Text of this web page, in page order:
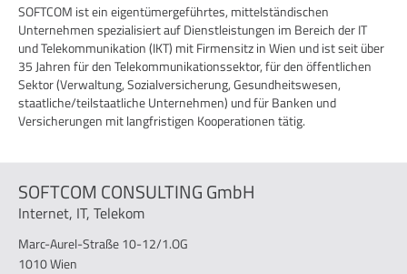
SOFTCOM ist ein eigentümergeführtes, mittelständischen
Unternehmen spezialisiert auf Dienstleistungen im Bereich der IT
und Telekommunikation (IKT) mit Firmensitz in Wien und ist seit über
35 Jahren für den Telekommunikationssektor, für den öffentlichen
Sektor (Verwaltung, Sozialversicherung, Gesundheitswesen,
staatliche/teilstaatliche Unternehmen) und für Banken und
Versicherungen mit langfristigen Kooperationen tätig.
SOFTCOM CONSULTING GmbH
Internet, IT, Telekom
Marc-Aurel-Straße 10-12/1.OG
1010 Wien